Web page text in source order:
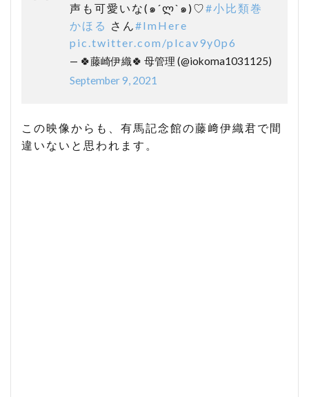
声も可愛いな(๑´ლ`๑)♡#小比類巻
かほる さん #ImHere
pic.twitter.com/plcav9y0p6
— 🍀藤崎伊織🍀 母管理 (@iokoma1031125)
September 9, 2021
この映像からも、有馬記念館の藤﨑伊織君で間
違いないと思われます。